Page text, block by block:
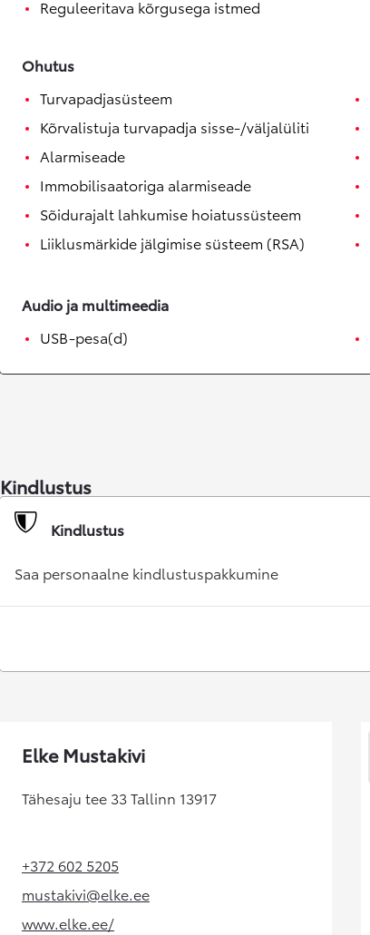
Reguleeritava kõrgusega istmed
Ohutus
Turvapadjasüsteem
Kõrvalistuja turvapadja sisse-/väljalüliti
Alarmiseade
Immobilisaatoriga alarmiseade
Sõidurajalt lahkumise hoiatussüsteem
Liiklusmärkide jälgimise süsteem (RSA)
Audio ja multimeedia
USB-pesa(d)
Kindlustus
Kindlustus
Saa personaalne kindlustuspakkumine
Elke Mustakivi
Tähesaju tee 33 Tallinn 13917
+372 602 5205(Opens in new tab)
mustakivi@elke.ee
(Opens in new tab)
www.elke.ee/